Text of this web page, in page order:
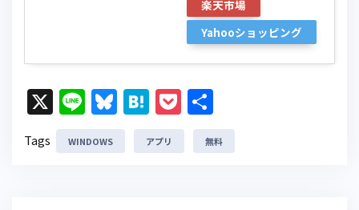
楽天市場
Yahooショッピング
X Li
n
e
Bl
u
e
H
at
e
P
o
c
有
Tags WINDOWS アプリ 無料